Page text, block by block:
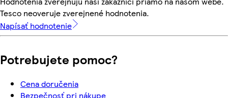
Tesco neoveruje zverejnené hodnotenia.
Napísať hodnotenie
Potrebujete pomoc?
Cena doručenia
Bezpečnosť pri nákupe